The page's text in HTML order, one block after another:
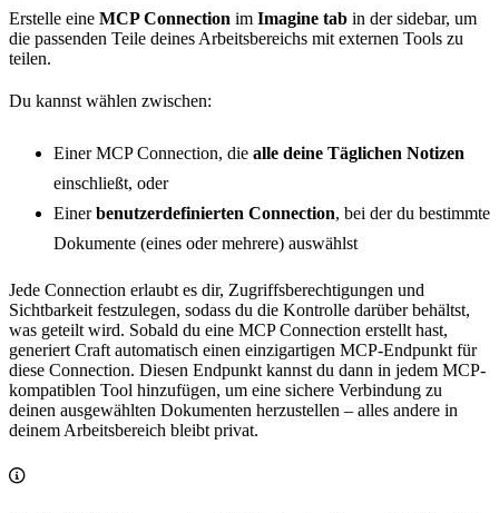
Erstelle eine MCP Connection im Imagine tab in der sidebar, um
die passenden Teile deines Arbeitsbereichs mit externen Tools zu
teilen.
Du kannst wählen zwischen:
Einer MCP Connection, die alle deine Täglichen Notizen
einschließt, oder
Einerbenutzerdefinierten Connection, bei der du bestimmte
Dokumente (eines oder mehrere) auswählst
Jede Connection erlaubt es dir, Zugriffsberechtigungen und
Sichtbarkeit festzulegen, sodass du die Kontrolle darüber behältst,
was geteilt wird. Sobald du eine MCP Connection erstellt hast,
generiert Craft automatisch einen einzigartigen MCP-Endpunkt für
diese Connection. Diesen Endpunkt kannst du dann in jedem MCP-
kompatiblen Tool hinzufügen, um eine sichere Verbindung zu
deinen ausgewählten Dokumenten herzustellen – alles andere in
deinem Arbeitsbereich bleibt privat.